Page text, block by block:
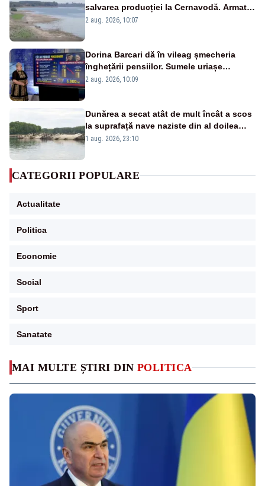
MAI MULTE ȘTIRI DIN POLITICA
salvarea producției la Cernavodă. Armata
va detona o stâncă și va devia apa
2 aug. 2026, 10:07
Dorina Barcari dă în vileag șmecheria
înghețării pensiilor. Sumele uriașe
pierdute de fiecare român
2 aug. 2026, 10:09
Dunărea a secat atât de mult încât a scos
la suprafață nave naziste din al doilea
război mondial
1 aug. 2026, 23:10
CATEGORII POPULARE
Actualitate
Politica
Economie
Social
Sport
Sanatate